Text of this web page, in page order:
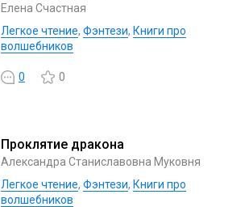
Елена Счастная
Легкое чтение, Фэнтези, Книги про
волшебников
0 0
Проклятие дракона
Александра Станиславовна Муковня
Легкое чтение, Фэнтези, Книги про
волшебников